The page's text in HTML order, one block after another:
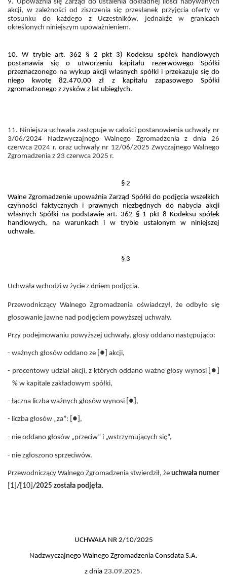
9. Upoważnia się Zarząd do ustalenia dokładnej ilości nabywanych
akcji, w zależności od ziszczenia się przesłanek przyjęcia oferty w
stosunku do każdego z Uczestników, jednakże w granicach
określonych niniejszym upoważnieniem.
10. W trybie art. 362 § 2 pkt 3) Kodeksu spółek handlowych
postanawia się o utworzeniu kapitału rezerwowego Spółki
przeznaczonego na wykup akcji własnych spółki i przekazuje się do
niego kwotę 82.470,00 zł z kapitału zapasowego Spółki
zgromadzonego z zysków z lat ubiegłych.
11. Niniejsza uchwała zastępuje w całości postanowienia uchwały nr
3/06/2024 Nadzwyczajnego Walnego Zgromadzenia z dnia 26
czerwca 2024 r. oraz uchwały nr 12/06/2025 Zwyczajnego Walnego
Zgromadzenia z 23 czerwca 2025 r.
§ 2
Walne Zgromadzenie upoważnia Zarząd Spółki do podjęcia wszelkich
czynności faktycznych i prawnych niezbędnych do nabycia akcji
własnych Spółki na podstawie art. 362 § 1 pkt 8 Kodeksu spółek
handlowych, na warunkach i w trybie ustalonym w niniejszej
uchwale.
§ 3
Uchwała wchodzi w życie z dniem podjęcia.
Przewodniczący Walnego Zgromadzenia oświadczył, że odbyło się
głosowanie jawne nad podjęciem powyższej uchwały.
Przy podejmowaniu powyższej uchwały, głosy oddano następująco:
- ważnych głosów oddano ze [●] akcji,
- procentowy udział akcji, z których oddano ważne głosy wynosi [●]
% w kapitale zakładowym spółki,
- łączna liczba ważnych głosów wynosi [●] ,
- liczba głosów „za”: [●] ,
- nie oddano głosów „przeciw” i „wstrzymujących się”,
- nie zgłoszono sprzeciwów.
Przewodniczący Walnego Zgromadzenia stwierdził, że uchwała numer
[1] / [10] /2025 została podjęta.
UCHWAŁA NR 2/10/2025
Nadzwyczajnego Walnego Zgromadzenia Consdata S.A.
z dnia 23.09.2025.